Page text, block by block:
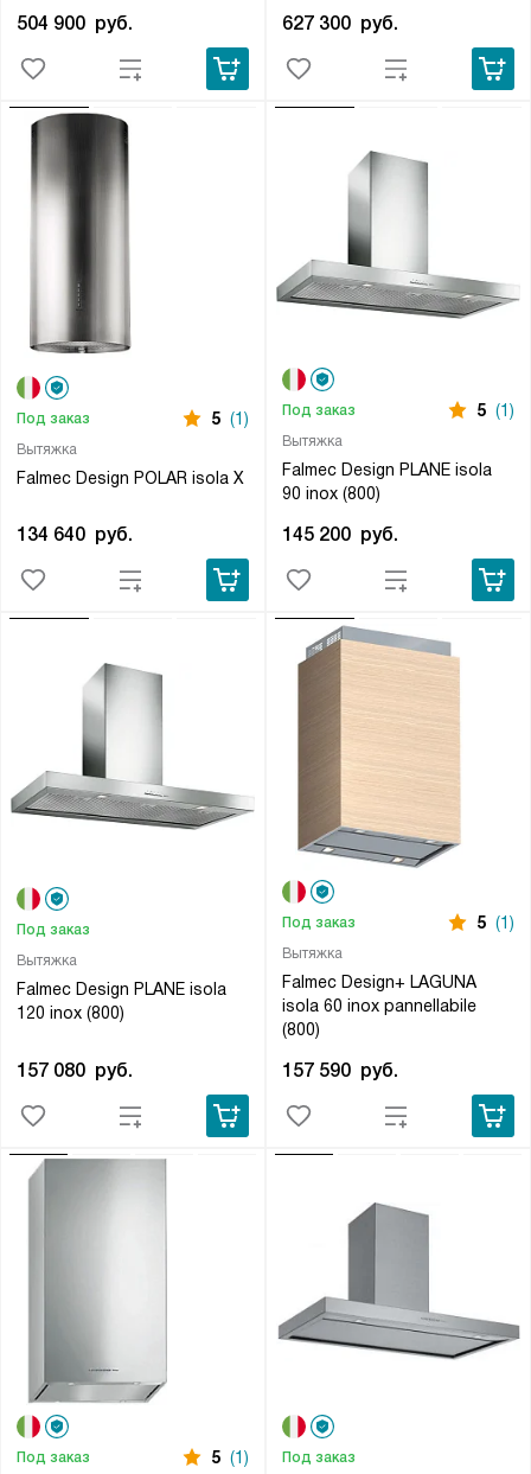
504 900 руб. 627 300 руб.
Вытяжка
Falmec Design POLAR isola X
Под заказ 5 (1)
134 640 руб.
Вытяжка
Falmec Design PLANE isola
90 inox (800)
Под заказ 5 (1)
145 200 руб.
Вытяжка
Falmec Design PLANE isola
120 inox (800)
Под заказ
157 080 руб.
Вытяжка
Falmec Design+ LAGUNA
isola 60 inox pannellabile
(800)
Под заказ 5 (1)
157 590 руб.
Под заказ 5 (1) Под заказ